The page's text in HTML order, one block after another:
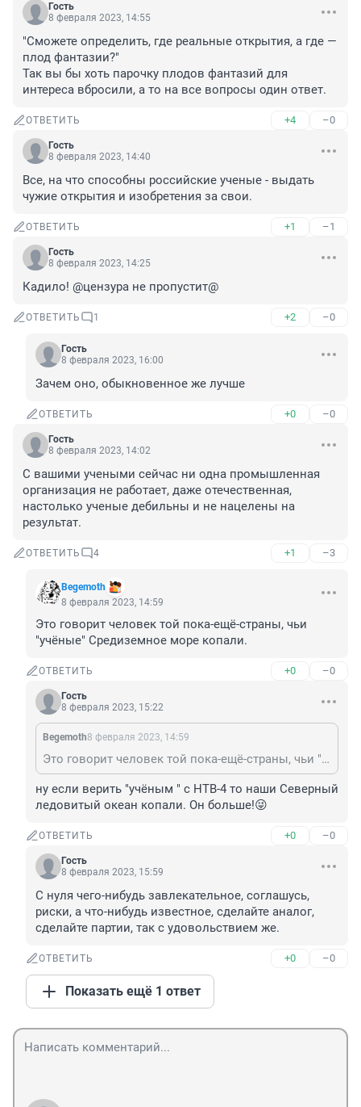
Гость
8 февраля 2023, 14:55
"Сможете определить, где реальные открытия, а где —
плод фантазии?"
Так вы бы хоть парочку плодов фантазий для
интереса вбросили, а то на все вопросы один ответ.
ОТВЕТИТЬ +4 –0
Гость
8 февраля 2023, 14:40
Все, на что способны российские ученые - выдать
чужие открытия и изобретения за свои.
ОТВЕТИТЬ +1 –1
Гость
8 февраля 2023, 14:25
Кадило! @цензура не пропустит@
ОТВЕТИТЬ 1 +2 –0
Гость
8 февраля 2023, 16:00
Зачем оно, обыкновенное же лучше
ОТВЕТИТЬ +0 –0
Гость
8 февраля 2023, 14:02
С вашими учеными сейчас ни одна промышленная
организация не работает, даже отечественная,
настолько ученые дебильны и не нацелены на
результат.
ОТВЕТИТЬ 4 +1 –3
Begemoth
8 февраля 2023, 14:59
Это говорит человек той пока-ещё-страны, чьи
"учёные" Средиземное море копали.
ОТВЕТИТЬ +0 –0
Гость
8 февраля 2023, 15:22
Begemoth8 февраля 2023, 14:59
Это говорит человек той пока-ещё-страны, чьи "учёные" Средиземное море копали.
ну если верить "учёным " с НТВ-4 то наши Северный
ледовитый океан копали. Он больше!😜
ОТВЕТИТЬ +0 –0
Гость
8 февраля 2023, 15:59
С нуля чего-нибудь завлекательное, соглашусь,
риски, а что-нибудь известное, сделайте аналог,
сделайте партии, так с удовольствием же.
ОТВЕТИТЬ +0 –0
Показать ещё 1 ответ